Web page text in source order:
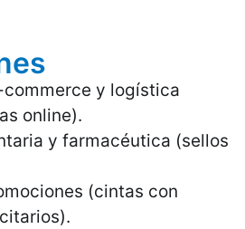
commerce y logística
online).
y farmacéutica (sellos
(cintas con